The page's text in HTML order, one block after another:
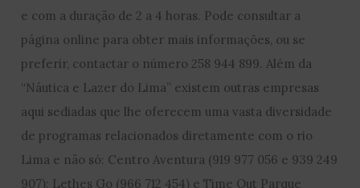
e com a duração de 2 a 4 horas. Pode consultar a
página online para obter mais informações, ou se
preferir, contactar o número 258 944 899. Além da
“Náutica e Lazer do Lima” existem outras empresas
aqui sediadas que lhe oferecem uma vasta diversidade
de programas relacionados diretamente com o rio
Lima e não só: Centro Aventura (919 977 056 e 939 249
907); Lethes Go (966 712 454) e Time Out Parque